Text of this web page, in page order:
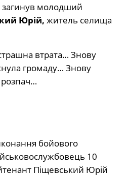
молодший
Юрій, житель селища
втрата… Знову
громаду… Знову
бойового
10
Піщевський Юрій